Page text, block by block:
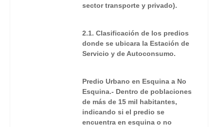
sector transporte y privado).
2.1. Clasificación de los predios
donde se ubicara la Estación de
Servicio y de Autoconsumo.
Predio Urbano en Esquina a No
Esquina.- Dentro de poblaciones
de más de 15 mil habitantes,
indicando si el predio se
encuentra en esquina o no